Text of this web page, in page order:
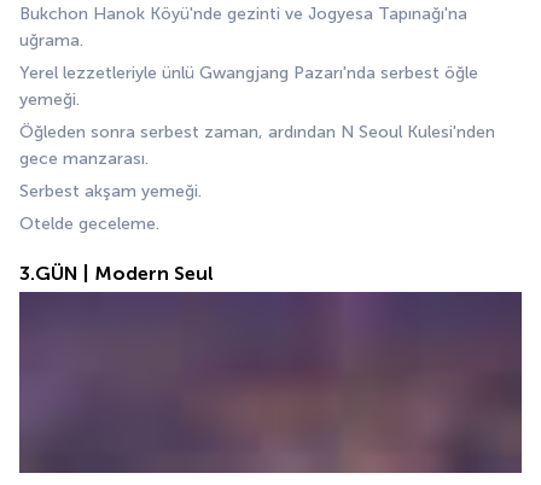
Bukchon Hanok Köyü'nde gezinti ve Jogyesa Tapınağı'na
uğrama.
Yerel lezzetleriyle ünlü Gwangjang Pazarı'nda serbest öğle
yemeği.
Öğleden sonra serbest zaman, ardından N Seoul Kulesi'nden
gece manzarası.
Serbest akşam yemeği.
Otelde geceleme.
3.GÜN | Modern Seul